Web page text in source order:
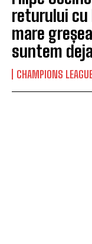
returului cu
mare
suntem
CHAMPIONS